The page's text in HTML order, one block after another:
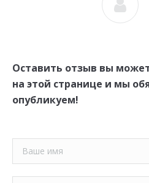
Оставить отзыв вы
на этой странице и мы
опубликуем!